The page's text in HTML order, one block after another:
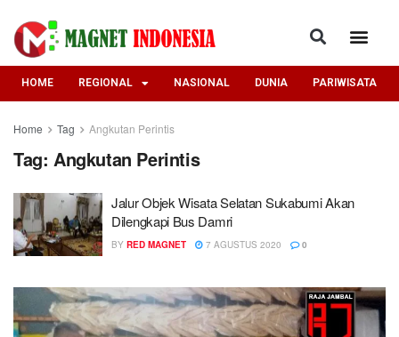
HOME REGIONAL NASIONAL DUNIA PARIWISATA
Home Tag Angkutan Perintis
Tag: Angkutan Perintis
Jalur Objek Wisata Selatan Sukabumi Akan
Dilengkapi Bus Damri
BY RED MAGNET 7 AGUSTUS 2020 0